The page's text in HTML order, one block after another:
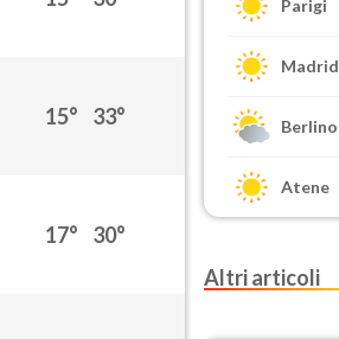
15° 33°
17° 30°
Parigi
Madrid
Berlino
Atene
Altri articoli